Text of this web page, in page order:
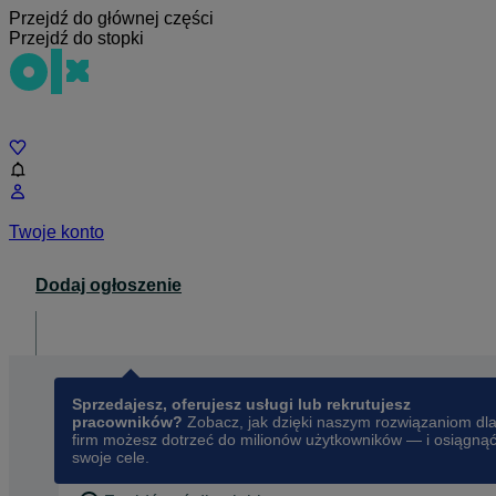
Przejdź do głównej części
Przejdź do stopki
Twoje konto
Dodaj ogłoszenie
Sprzedajesz, oferujesz usługi lub rekrutujesz
pracowników? Zobacz, jak dzięki naszym rozwiązaniom dla
firm możesz dotrzeć do milionów użytkowników — i osiągnąć
swoje cele.